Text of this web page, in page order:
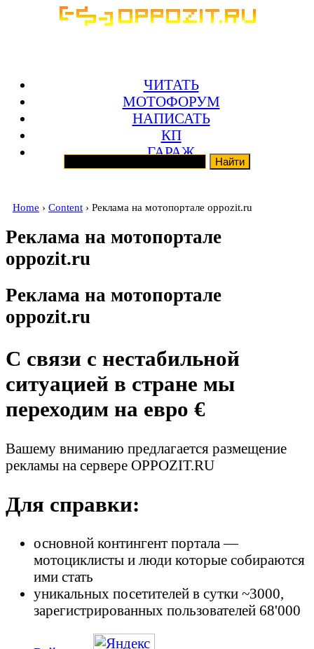
ЧИТАТЬ
МОТОФОРУМ
НАПИСАТЬ
КП
ГАРАЖ
Home › Content › Реклама на мотопортале oppozit.ru
Реклама на мотопортале
oppozit.ru
Реклама на мотопортале
oppozit.ru
C связи с нестабильной
ситуацией в стране мы
переходим на евро €
Вашему вниманию предлагается размещение
рекламы на сервере OPPOZIT.RU
Для справки:
основной контингент портала —
мотоциклисты и люди которые собираются
ими стать
уникальных посетителей в сутки ~3000,
зарегистрированных пользователей 68'000